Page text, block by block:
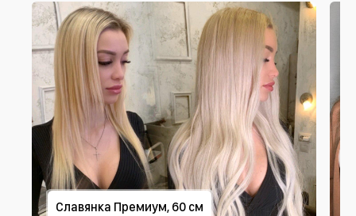
Славянка Премиум, 60 см